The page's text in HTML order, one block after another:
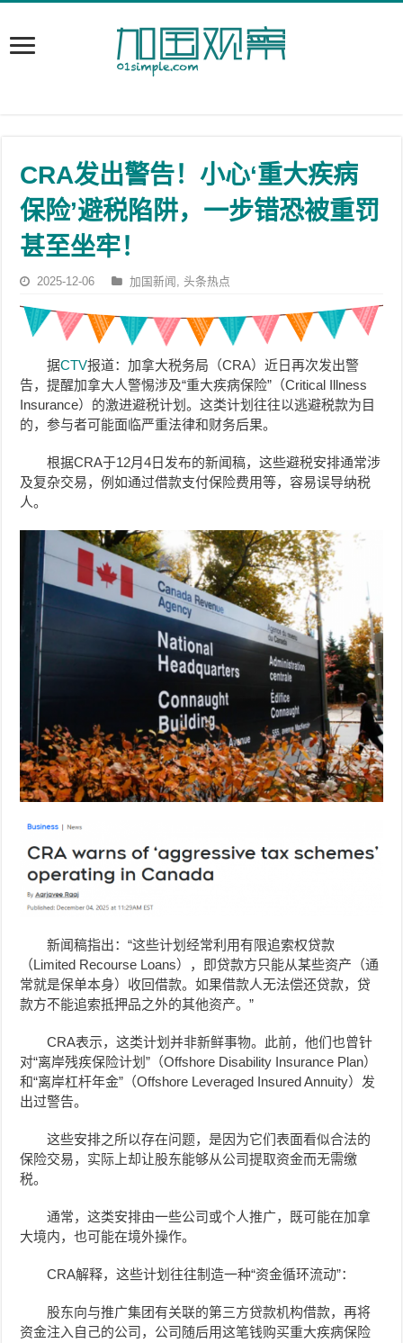
CRA发出警告！小心‘重大疾病
保险’避税陷阱，一步错恐被重罚
甚至坐牢！
2025-12-06 加国新闻 ,头条热点
据CTV报道：加拿大税务局（CRA）近日再次发出警
告，提醒加拿大人警惕涉及“重大疾病保险”（Critical Illness
Insurance）的激进避税计划。这类计划往往以逃避税款为目
的，参与者可能面临严重法律和财务后果。
根据CRA于12月4日发布的新闻稿，这些避税安排通常涉
及复杂交易，例如通过借款支付保险费用等，容易误导纳税
人。
新闻稿指出：“这些计划经常利用有限追索权贷款
（Limited Recourse Loans），即贷款方只能从某些资产（通
常就是保单本身）收回借款。如果借款人无法偿还贷款，贷
款方不能追索抵押品之外的其他资产。”
CRA表示，这类计划并非新鲜事物。此前，他们也曾针
对“离岸残疾保险计划”（Offshore Disability Insurance Plan）
和“离岸杠杆年金”（Offshore Leveraged Insured Annuity）发
出过警告。
这些安排之所以存在问题，是因为它们表面看似合法的
保险交易，实际上却让股东能够从公司提取资金而无需缴
税。
通常，这类安排由一些公司或个人推广，既可能在加拿
大境内，也可能在境外操作。
CRA解释，这些计划往往制造一种“资金循环流动”：
股东向与推广集团有关联的第三方贷款机构借款，再将
资金注入自己的公司，公司随后用这笔钱购买重大疾病保险